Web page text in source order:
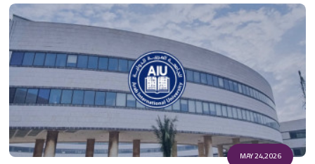
MAY 24,2026